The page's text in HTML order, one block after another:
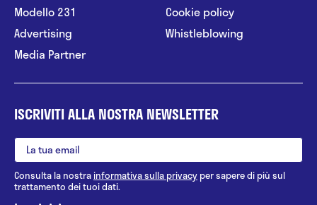
Modello 231
Advertising
Media Partner
Cookie policy
Whistleblowing
ISCRIVITI ALLA NOSTRA NEWSLETTER
Consulta la nostrainformativa sulla privacy per sapere di più sul
trattamento dei tuoi dati.